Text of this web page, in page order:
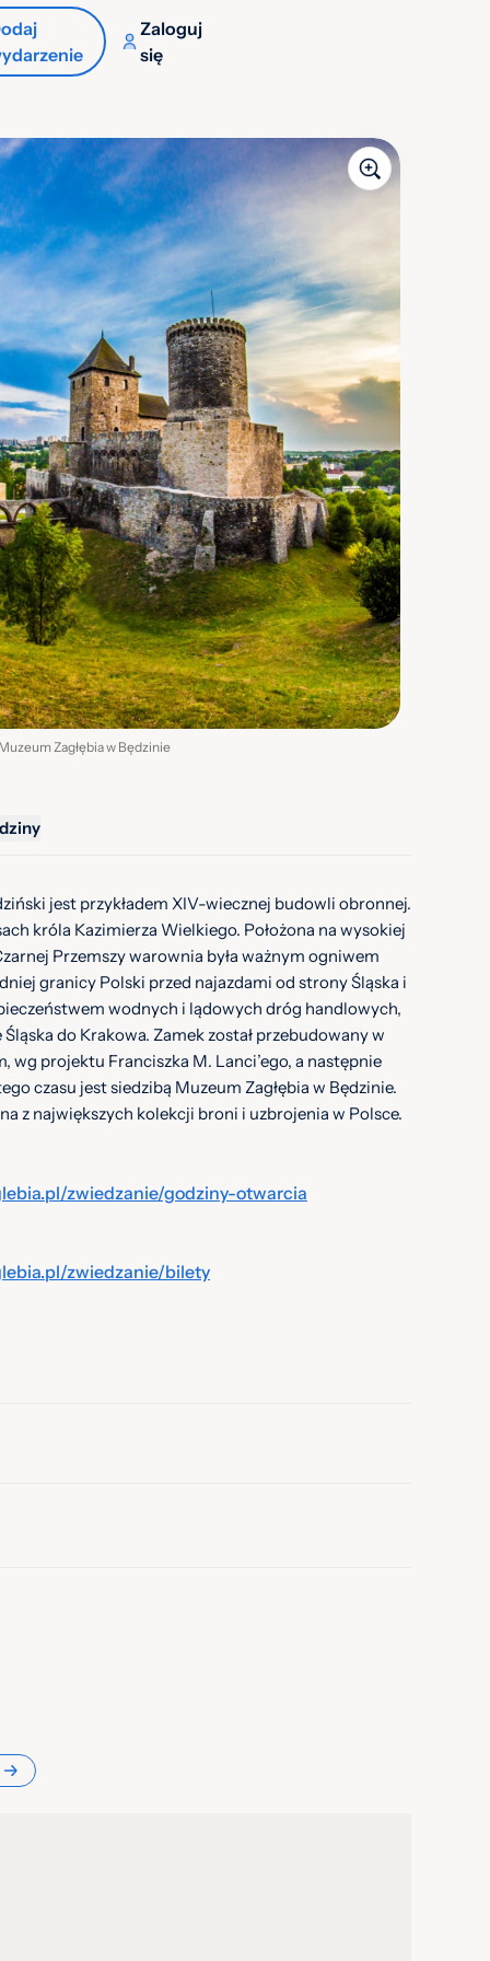
Zaloguj
się
Zagłębia w Będzinie
jest przykładem XIV-wiecznej budowli obronnej.
króla Kazimierza Wielkiego. Położona na wysokiej
Przemszy warownia była ważnym ogniwem
granicy Polski przed najazdami od strony Śląska i
wodnych i lądowych dróg handlowych,
do Krakowa. Zamek został przebudowany w
wg projektu Franciszka M. Lanci’ego, a następnie
czasu jest siedzibą Muzeum Zagłębia w Będzinie.
z największych kolekcji broni i uzbrojenia w Polsce.
zwiedzanie/godziny-otwarcia
zwiedzanie/bilety